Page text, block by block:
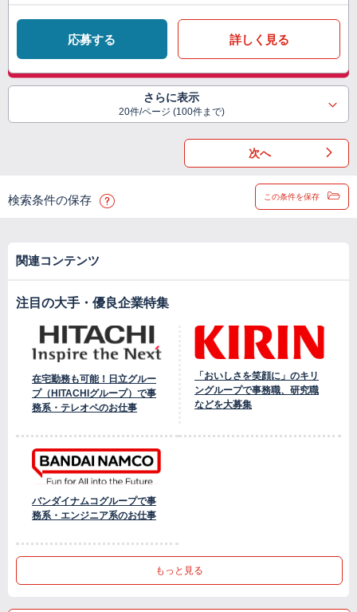
応募する 詳しく見る
さらに表示
20件/ページ (100件まで)
次へ
検索条件の保存 この条件を保存
関連コンテンツ
注目の大手・優良企業特集
在宅勤務も可能！日立グルー
プ（HITACHIグループ）で事
務系・テレオペのお仕事
「おいしさを笑顔に」のキリ
ングループで事務職、研究職
などを大募集
バンダイナムコグループで事
務系・エンジニア系のお仕事
もっと見る